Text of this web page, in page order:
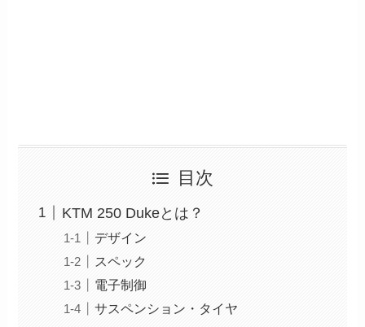
目次
KTM 250 Dukeとは？
デザイン
スペック
電子制御
サスペンション・タイヤ